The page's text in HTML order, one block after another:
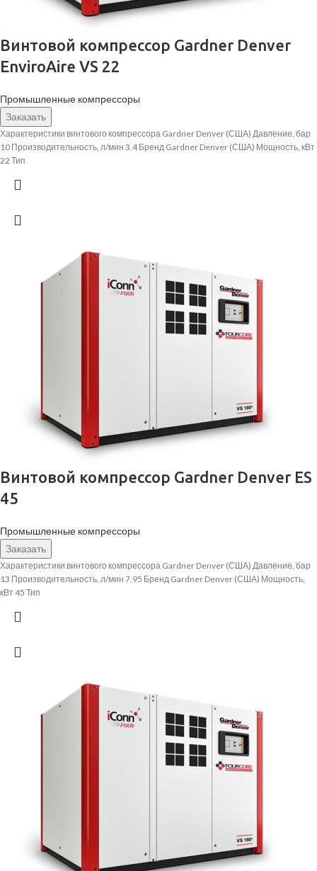
Винтовой компрессор Gardner Denver
EnviroAire VS 22
Промышленные компрессоры
Заказать
Характеристики винтового компрессора Gardner Denver (США) Давление, бар
10 Производительность, л/мин 3.4 Бренд Gardner Denver (США) Мощность, кВт
22 Тип
Винтовой компрессор Gardner Denver ES
45
Промышленные компрессоры
Заказать
Характеристики винтового компрессора Gardner Denver (США) Давление, бар
13 Производительность, л/мин 7.95 Бренд Gardner Denver (США) Мощность,
кВт 45 Тип